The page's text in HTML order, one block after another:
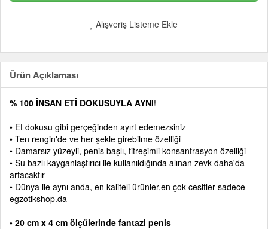
Alışveriş Listeme Ekle
Ürün Açıklaması
% 100 İNSAN ETİ DOKUSUYLA AYNI!
• Et dokusu gibi gerçeğinden ayırt edemezsiniz
• Ten rengin'de ve her şekle girebilme özelliği
• Damarsız yüzeyli, penis başlı, titreşimli konsantrasyon özelliği
• Su bazlı kayganlaştırıcı ile kullanıldığında alınan zevk daha'da
artacaktır
• Dünya ile aynı anda, en kaliteli ürünler,en çok cesitler sadece
egzotikshop.da
• 20 cm x 4 cm ölçülerinde fantazi penis